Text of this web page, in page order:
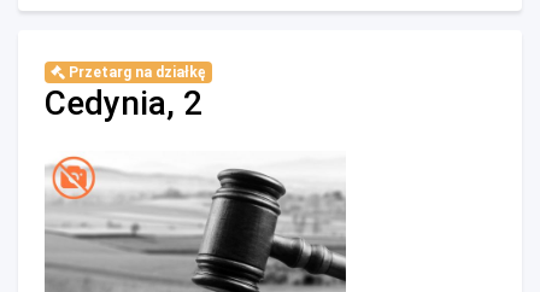
Przetarg na działkę
Cedynia, 2